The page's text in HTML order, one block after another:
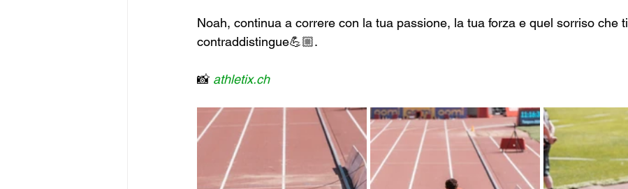
Noah, continua a correre con la tua passione, la tua forza e quel sorriso che ti
contraddistingue💪🏼.
📸 athletix.ch